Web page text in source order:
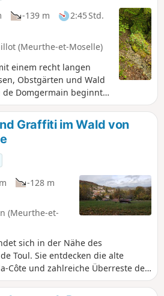
-139 m
2:45 Std.
(Meurthe-et-Moselle)
einem recht langen
Obstgärten und Wald
de Domgermain beginnt.
die als Natura-2000-
folgen einem Weg am
von
dem Jahr 1876 sehen
hinab ins Val de Passey
Ort „Sept Sources“ (wo
aus dem Wald
Teichen.
Graffiti im Wald von
-128 m
(Meurthe-et-
sich in der Nähe des
Toul. Sie entdecken die alte
Côte und zahlreiche Überreste der
Graffitis eines lokalen Grafikers
Die Wege und Pfade sind